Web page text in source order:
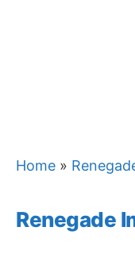
Home »
Renegade